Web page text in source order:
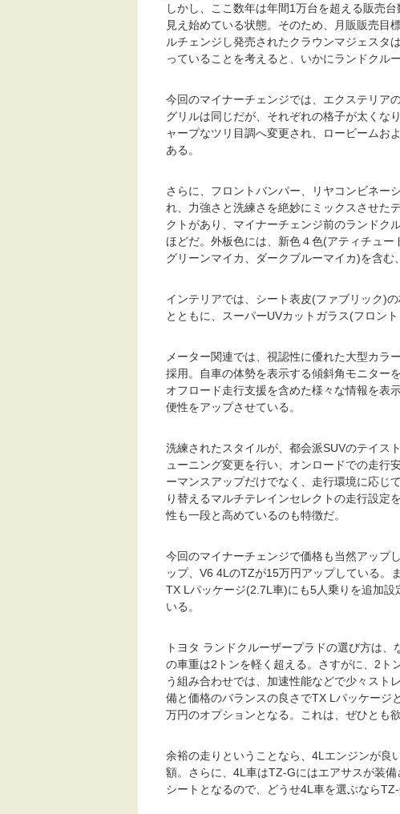
しかし、ここ数年は年間1万台を超える販売
見え始めている状態。そのため、月販販売目
ルチェンジし発売されたクラウンマジェスタ
っていることを考えると、いかにランドクル
今回のマイナーチェンジでは、エクステリア
グリルは同じだが、それぞれの格子が太くな
ャープなツリ目調へ変更され、ロービームお
ある。
さらに、フロントバンパー、リヤコンビネー
れ、力強さと洗練さを絶妙にミックスさせた
クトがあり、マイナーチェンジ前のランドク
ほどだ。外板色には、新色４色(アティチュ
グリーンマイカ、ダークブルーマイカ)を含む
インテリアでは、シート表皮(ファブリック)
とともに、スーパーUVカットガラス(フロン
メーター関連では、視認性に優れた大型カラ
採用。自車の体勢を表示する傾斜角モニター
オフロード走行支援を含めた様々な情報を表
便性をアップさせている。
洗練されたスタイルが、都会派SUVのテイス
ューニング変更を行い、オンロードでの走行
ーマンスアップだけでなく、走行環境に応じ
り替えるマルチテレインセレクトの走行設定
性も一段と高めているのも特徴だ。
今回のマイナーチェンジで価格も当然アップ
ップ、V6 4LのTZが15万円アップしている。
TX Lパッケージ(2.7L車)にも5人乗りを追加
いる。
トヨタ ランドクルーザープラドの選び方は
の車重は2トンを軽く超える。さすがに、2ト
う組み合わせでは、加速性能などで少々スト
備と価格のバランスの良さでTX Lパッケージ
万円のオプションとなる。これは、ぜひとも
余裕の走りということなら、4Lエンジンが良
額。さらに、4L車はTZ-Gにはエアサスが装
シートとなるので、どうせ4L車を選ぶならTZ-